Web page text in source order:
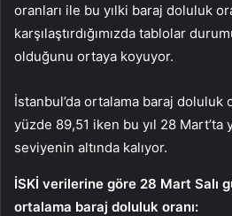
oranları ile bu yılki baraj doluluk
karşılaştırdığımızda tablolar
olduğunu ortaya koyuyor.
İstanbul’da ortalama baraj doluluk
yüzde 89,51 iken bu yıl 28
seviyenin altında kalıyor.
İSKİ verilerine göre 28 Mart Salı
ortalama baraj doluluk oranı: